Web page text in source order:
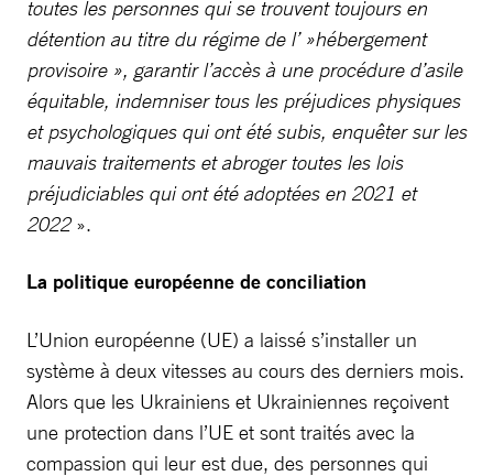
toutes les personnes qui se trouvent toujours en
détention au titre du régime de l’ »hébergement
provisoire », garantir l’accès à une procédure d’asile
équitable, indemniser tous les préjudices physiques
et psychologiques qui ont été subis, enquêter sur les
mauvais traitements et abroger toutes les lois
préjudiciables qui ont été adoptées en 2021 et
2022».
La politique européenne de conciliation
L’Union européenne (UE) a laissé s’installer un
système à deux vitesses au cours des derniers mois.
Alors que les Ukrainiens et Ukrainiennes reçoivent
une protection dans l’UE et sont traités avec la
compassion qui leur est due, des personnes qui